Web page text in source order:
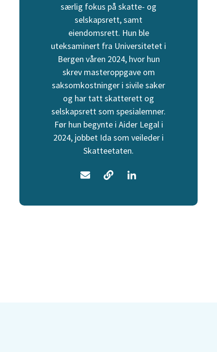
særlig fokus på skatte- og
selskapsrett, samt
eiendomsrett. Hun ble
uteksaminert fra Universitetet i
Bergen våren 2024, hvor hun
skrev masteroppgave om
saksomkostninger i sivile saker
og har tatt skatterett og
selskapsrett som spesialemner.
Før hun begynte i Aider Legal i
2024, jobbet Ida som veileder i
Skatteetaten.